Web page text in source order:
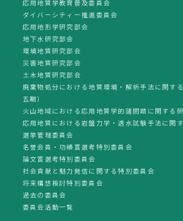
応用地質学教育普及委員会
ダイバーシティー推進委員会
応用地形学研究部会
地下水研究部会
環境地質研究部会
災害地質研究部会
土木地質研究部会
廃棄物処分における地質環境・解析手法に関す
五期）
火山地域における応用地質学的諸問題に関する
応用地質における岩盤力学・透水試験手法に関
選挙管理委員会
名誉会員・功績賞選考特別委員会
論文賞選考特別委員会
社会貢献と魅力発信に関する特別委員会
将来構想検討特別委員会
過去の委員会
委員会活動一覧